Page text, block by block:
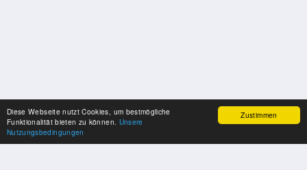
Zustimmen
Diese Webseite nutzt Cookies, um bestmögliche
Funktionalität bieten zu können. Unsere
Nutzungsbedingungen